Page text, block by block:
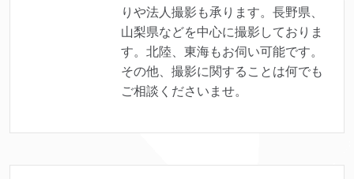
りや法人撮影も承ります。長野県、
山梨県などを中心に撮影しておりま
す。北陸、東海もお伺い可能です。
その他、撮影に関することは何でも
ご相談くださいませ。